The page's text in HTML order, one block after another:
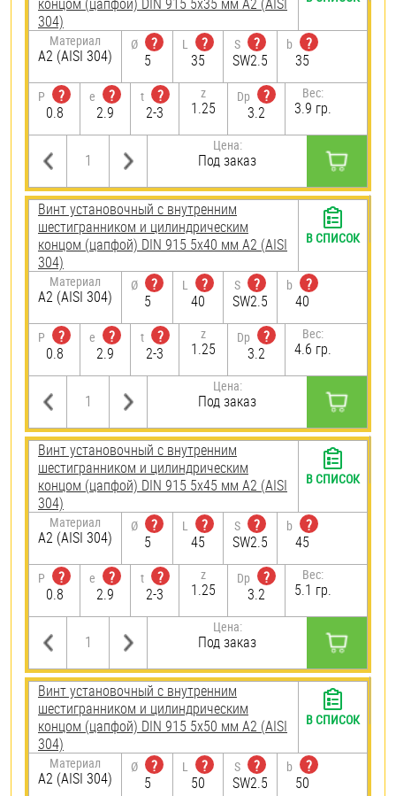
304)
Материал
А2 (AISI 304)
Ø
?
5
L
?
35
S
?
SW2.5
b
?
35
P
?
0.8
e
?
2.9
t
?
2-3
z
1.25
Dp
?
3.2
Вес:
3.9 гр.
Цена:
Под заказ
Винт установочный с внутренним
шестигранником и цилиндрическим
концом (цапфой) DIN 915 5х40 мм А2 (AISI
304)
Материал
А2 (AISI 304)
Ø
?
5
L
?
40
S
?
SW2.5
b
?
40
P
?
0.8
e
?
2.9
t
?
2-3
z
1.25
Dp
?
3.2
Вес:
4.6 гр.
Цена:
Под заказ
В СПИСОК
Винт установочный с внутренним
шестигранником и цилиндрическим
концом (цапфой) DIN 915 5х45 мм А2 (AISI
304)
Материал
А2 (AISI 304)
Ø
?
5
L
?
45
S
?
SW2.5
b
?
45
P
?
0.8
e
?
2.9
t
?
2-3
z
1.25
Dp
?
3.2
Вес:
5.1 гр.
Цена:
Под заказ
В СПИСОК
Винт установочный с внутренним
шестигранником и цилиндрическим
концом (цапфой) DIN 915 5х50 мм А2 (AISI
304)
Материал
А2 (AISI 304)
Ø
?
5
L
?
50
S
?
SW2.5
b
?
50
В СПИСОК